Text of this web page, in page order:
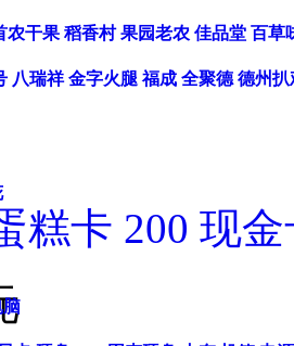
农干果 稻香村 果园老农 佳品堂 百草
八瑞祥 金字火腿 福成 全聚德 德州扒
脑
糕卡 200 现